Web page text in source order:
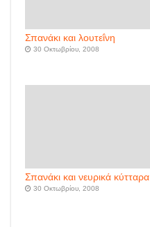
Σπανάκι και λουτεΐνη
30 Οκτωβρίου, 2008
Σπανάκι και νευρικά κύτταρα
30 Οκτωβρίου, 2008